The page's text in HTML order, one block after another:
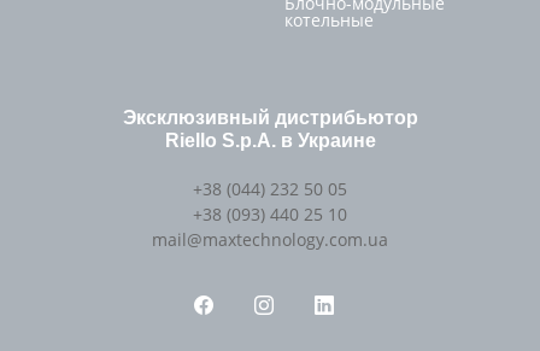
котельные
Эксклюзивный дистрибьютор
Riello S.p.A. в Украине
+38 (044) 232 50 05
+38 (093) 440 25 10
mail@maxtechnology.com.ua